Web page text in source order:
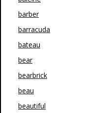
barber
barracuda
bateau
bear
bearbrick
beau
beautiful